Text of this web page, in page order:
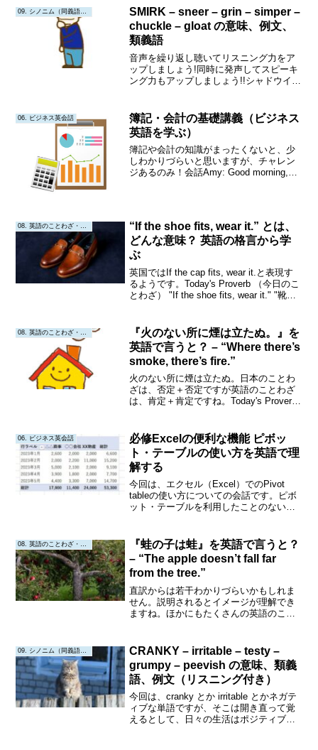
にも挑戦してみましょう!!!Falter意...
09. シノニム（同義語・類義語）
SMIRK – sneer – grin – simper –
chuckle – gloat の意味、例文、
類義語
音声を繰り返し聴いてリスニング力をア
ップしましょう!同時に発声してスピーキ
ング力もアップしましょう!!シャドウイン
べる。品詞:動詞（Verb）および名詞
（No...
06. ビジネス英会話
簿記・会計の基礎講義（ビジネス
英語を学ぶ）
簿記や会計の知識がまったくないと、少
しわかりづらいと思いますが、チャレン
ジあるのみ！会話Amy: Good morning,
08. 英語のことわざ・教訓
“If the shoe fits, wear it.” とは、
どんな意味？ 英語の格言から学
ぶ
英国ではIf the cap fits, wear it.と表現す
るようです。Today's Proverb （今日のこ
とわざ） "If the shoe fits, wear it." "靴が
『火のない所に煙は立たぬ。』を
英語で言うと？ – “Where there’s
smoke, there’s fire.”
火のない所に煙は立たぬ。日本のことわ
ざは、否定＋否定ですが英語のことわざ
は、肯定＋肯定ですね。Today's Proverb
は...
06. ビジネス英会話
必修Excelの便利な機能 ピボッ
ト・テーブルの使い方を英語で理
解する
今回は、エクセル（Excel）でのPivot
tableの使い方についての会話です。ピボ
ット・テーブルを利用したことのない方
う！会話A: Have you ever u...
08. 英語のことわざ・教訓
『蛙の子は蛙』を英語で言うと？
– “The apple doesn’t fall far
from the tree.”
直訳からは若干わかりづらいかもしれま
せん。説明されるとイメージが理解でき
ますね。ほかにもたくさんの英語のこと
訓のまとめサイトToday's Proverb （今日
のこと...
CRANKY – irritable – testy –
grumpy – peevish の意味、類義
語、例文（リスニング付き）
今回は、cranky とか irritable とかネガテ
ィブな単語ですが、そこは開き直って覚
えるとして、日々の生活はポジティブ